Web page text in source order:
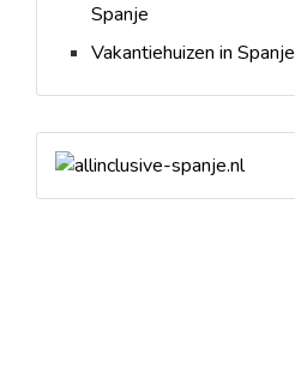
Spanje
Vakantiehuizen in Spanje